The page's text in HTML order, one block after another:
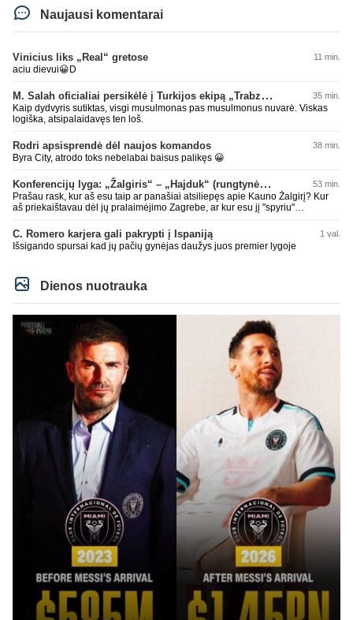
Naujausi komentarai
Vinicius liks „Real“ gretose 11 min.
aciu dievui😀D
M. Salah oficialiai persikėlė į Turkijos ekipą „Trabzonspor“ 35 min.
Kaip dydvyris sutiktas, visgi musulmonas pas musulmonus nuvarė. Viskas
logiška, atsipalaidavęs ten loš.
Rodri apsisprendė dėl naujos komandos 38 min.
Byra City, atrodo toks nebelabai baisus palikęs 😀
Konferencijų lyga: „Žalgiris“ – „Hajduk“ (rungtynės tiesiogiai) 53 min.
Prašau rask, kur aš esu taip ar panašiai atsiliepęs apie Kauno Žalgirį? Kur
aš priekaištavau dėl jų pralaimėjimo Zagrebe, ar kur esu jį "spyriu"
C. Romero karjera gali pakrypti į Ispaniją 1 val.
Išsigando spursai kad jų pačių gynėjas daužys juos premier lygoje
Dienos nuotrauka